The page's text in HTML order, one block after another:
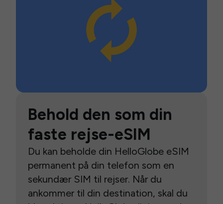
Behold den som din
faste rejse-eSIM
Du kan beholde din HelloGlobe eSIM
permanent på din telefon som en
sekundær SIM til rejser. Når du
ankommer til din destination, skal du